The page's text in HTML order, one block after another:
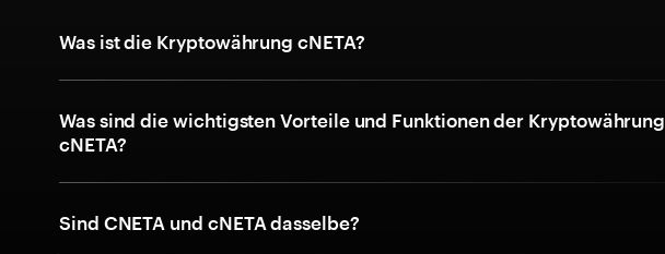
Was ist die Kryptowährung cNETA?
Was sind die wichtigsten Vorteile und Funktionen der Kryptowährung
cNETA?
Sind CNETA und cNETA dasselbe?